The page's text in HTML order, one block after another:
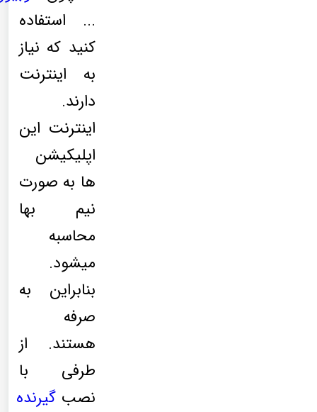
... استفاده
کنید که نیاز
به اینترنت
دارند.
اینترنت این
اپلیکیشن
ها به صورت
نیم بها
محاسبه
میشود.
بنابراین به
صرفه
هستند. از
طرفی با
نصب گیرنده